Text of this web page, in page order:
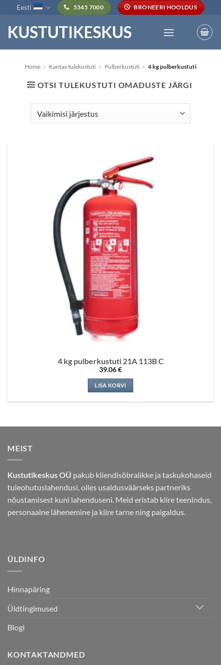
content
Eesti 5345 7000 BRONEERI HOOLDUS
KUSTUTIKESKUS
Home » Kantav tulekustuti » Pulberkustuti » 4 kg pulberkustuti
OTSI TULEKUSTUTI OMADUSTE JÄRGI
4 kg pulberkustuti 21A 113B C
39.06€
LISA KORVI
MEIST
Kustutikeskus OÜ pakub kliendisõbralikke ja taskukohaseid
tuleohutuslahendusi, olles usaldusväärseks partneriks
nõustamisest kuni lahenduseni. Meid eristab kiire teenindus,
personaalne lähenemine ja kiire tarne ning paigaldus.
ÜLDINFO
Hinnapäring
Üldtingimused
Blogi
KONTAKTANDMED